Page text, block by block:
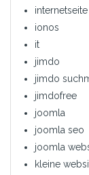
internetseite
ionos
it
jimdo
jimdo
jimdofree
joomla
joomla seo
joomla
kleine